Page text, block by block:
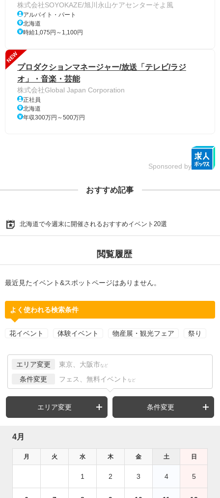
株式会社SOYOKAZE/旭川永山ケアセンターそよ風
アルバイト・パート
北海道
時給1,075円～1,100円
NEW
プロダクションマネージャー/放送「テレビ/ラジ
オ」・音楽・芸能
株式会社Global Japan Corporation
正社員
北海道
年収300万円～500万円
Sponsored by
おすすめ記事
北海道で今週末に開催されるおすすめイベント20選
閲覧履歴
最近見たイベント&スポットページはありません。
よく使われる検索条件
花イベント 体験イベント 物産展・観光フェア 祭り
エリア変更 東京、大阪市 など
条件変更 フェス、無料イベント など
エリア変更 条件変更
4月
月 火 水 木 金 土 日
1 2 3 4 5